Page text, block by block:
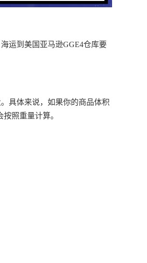
运到美国亚马逊GGE4仓库要
具体来说，如果你的商品体积
照重量计算。